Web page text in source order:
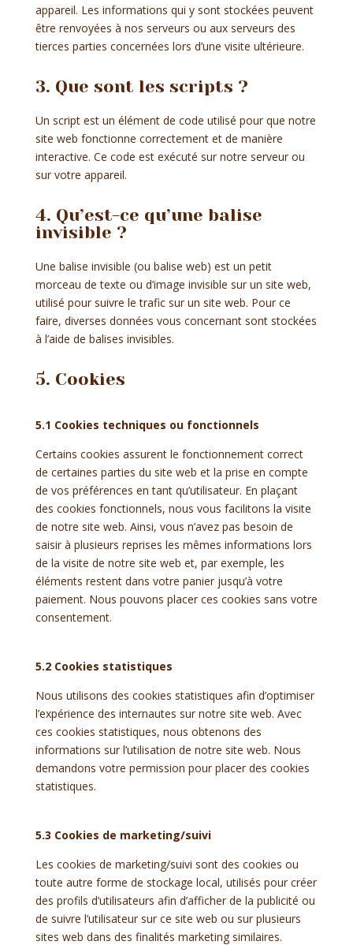
appareil. Les informations qui y sont stockées peuvent
être renvoyées à nos serveurs ou aux serveurs des
tierces parties concernées lors d’une visite ultérieure.
3. Que sont les scripts ?
Un script est un élément de code utilisé pour que notre
site web fonctionne correctement et de manière
interactive. Ce code est exécuté sur notre serveur ou
sur votre appareil.
4. Qu’est-ce qu’une balise
invisible ?
Une balise invisible (ou balise web) est un petit
morceau de texte ou d’image invisible sur un site web,
utilisé pour suivre le trafic sur un site web. Pour ce
faire, diverses données vous concernant sont stockées
à l’aide de balises invisibles.
5. Cookies
5.1 Cookies techniques ou fonctionnels
Certains cookies assurent le fonctionnement correct
de certaines parties du site web et la prise en compte
de vos préférences en tant qu’utilisateur. En plaçant
des cookies fonctionnels, nous vous facilitons la visite
de notre site web. Ainsi, vous n’avez pas besoin de
saisir à plusieurs reprises les mêmes informations lors
de la visite de notre site web et, par exemple, les
éléments restent dans votre panier jusqu’à votre
paiement. Nous pouvons placer ces cookies sans votre
consentement.
5.2 Cookies statistiques
Nous utilisons des cookies statistiques afin d’optimiser
l’expérience des internautes sur notre site web. Avec
ces cookies statistiques, nous obtenons des
informations sur l’utilisation de notre site web. Nous
demandons votre permission pour placer des cookies
statistiques.
5.3 Cookies de marketing/suivi
Les cookies de marketing/suivi sont des cookies ou
toute autre forme de stockage local, utilisés pour créer
des profils d’utilisateurs afin d’afficher de la publicité ou
de suivre l’utilisateur sur ce site web ou sur plusieurs
sites web dans des finalités marketing similaires.